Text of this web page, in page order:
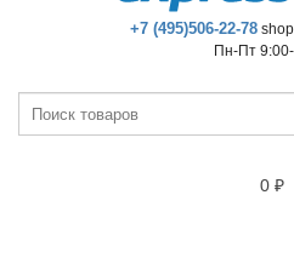
+7 (495)506-22-78
Пн-Пт
0 ₽